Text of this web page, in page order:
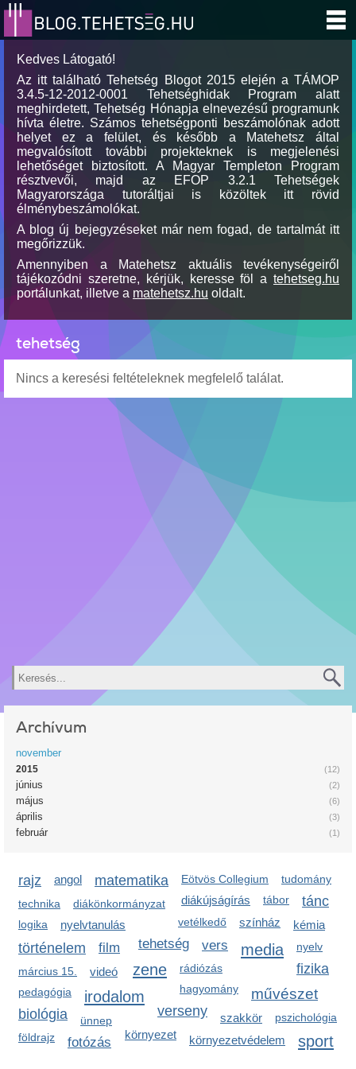
Kedves Látogató!
Az itt található Tehetség Blogot 2015 elején a TÁMOP
3.4.5-12-2012-0001 Tehetséghidak Program alatt
meghirdetett, Tehetség Hónapja elnevezésű programunk
hívta életre. Számos tehetségponti beszámolónak adott
helyet ez a felület, és később a Matehetsz által
megvalósított további projekteknek is megjelenési
lehetőséget biztosított. A Magyar Templeton Program
résztvevői, majd az EFOP 3.2.1 Tehetségek
Magyarországa tutoráltjai is közöltek itt rövid
élménybeszámolókat.
A blog új bejegyzéseket már nem fogad, de tartalmát itt
megőrizzük.
Amennyiben a Matehetsz aktuális tevékenységeiről
tájékozódni szeretne, kérjük, keresse föl a tehetseg.hu
portálunkat, illetve a matehetsz.hu oldalt.
tehetség
Nincs a keresési feltételeknek megfelelő találat.
Keresés
Archívum
november
(12)
2015
(2)
június
(6)
május
(3)
április
(1)
február
rajz angol matematika Eötvös Collegium
diákújságírás
tudomány
tábor
technika diákönkormányzat tánc
vetélkedő színház
logika nyelvtanulás kémia
tehetség vers
történelem media
film nyelv
zene fizika
rádiózás
március 15.
hagyomány
pedagógia művészet
videó
irodalom
verseny
biológia szakkör pszichológia
ünnep
környezet
földrajz környezetvédelem sport
fotózás